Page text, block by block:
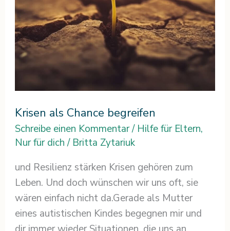
Krisen als Chance begreifen
Schreibe einen Kommentar/ Hilfe für Eltern,
Nur für dich/ Britta Zytariuk
und Resilienz stärken Krisen gehören zum
Leben. Und doch wünschen wir uns oft, sie
wären einfach nicht da.Gerade als Mutter
eines autistischen Kindes begegnen mir und